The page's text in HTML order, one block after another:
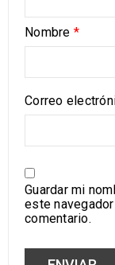
Nombre *
Correo
Guardar mi
este
comentario.